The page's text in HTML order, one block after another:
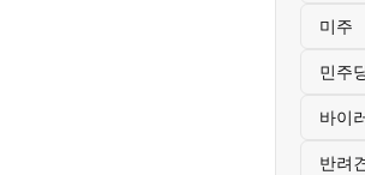
미주
민주
바이
반려